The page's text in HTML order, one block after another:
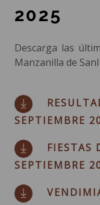
2025
Descarga las
Manzanilla de
SEPTIEMBRE
FIESTAS
SEPTIEMBRE